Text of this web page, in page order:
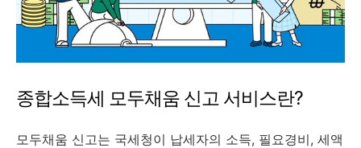
종합소득세 모두채움 신고 서비스란?
모두채움 신고는 국세청이 납세자의 소득, 필요경비, 세액